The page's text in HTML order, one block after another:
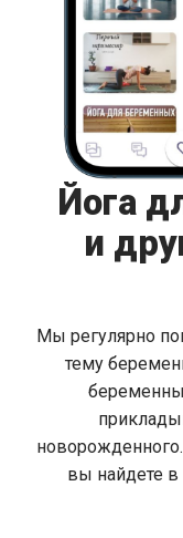
Йога
и
Мы регулярно
тему
вы найдете в